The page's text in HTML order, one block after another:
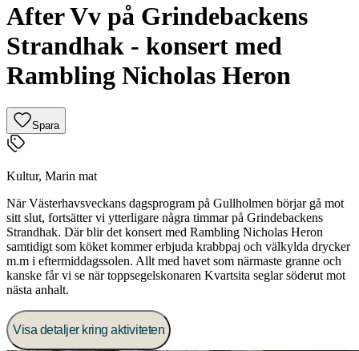
After Vv på Grindebackens
Strandhak - konsert med
Rambling Nicholas Heron
Spara
Kultur, Marin mat
När Västerhavsveckans dagsprogram på Gullholmen börjar gå mot
sitt slut, fortsätter vi ytterligare några timmar på Grindebackens
Strandhak. Där blir det konsert med Rambling Nicholas Heron
samtidigt som köket kommer erbjuda krabbpaj och välkylda drycker
m.m i eftermiddagssolen. Allt med havet som närmaste granne och
kanske får vi se när toppsegelskonaren Kvartsita seglar söderut mot
nästa anhalt.
Visa detaljer kring aktiviteten